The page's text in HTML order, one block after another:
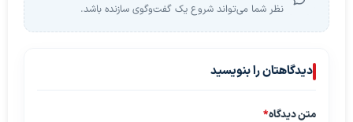
نظر شما می‌تواند شروع یک گفت‌وگوی سازنده باشد.
دیدگاهتان را بنویسید
متن دیدگاه*